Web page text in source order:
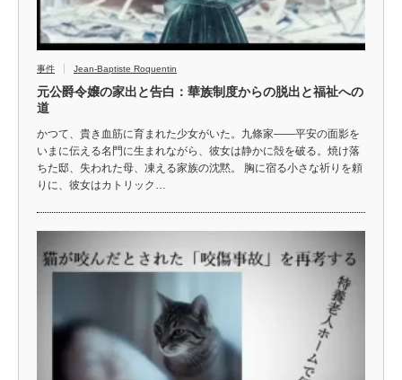
事件 Jean-Baptiste Roquentin
元公爵令嬢の家出と告白：華族制度からの脱出と福祉への
道
かつて、貴き血筋に育まれた少女がいた。九條家――平安の面影を
いまに伝える名門に生まれながら、彼女は静かに殻を破る。焼け落
ちた邸、失われた母、凍える家族の沈黙。 胸に宿る小さな祈りを頼
りに、彼女はカトリック…